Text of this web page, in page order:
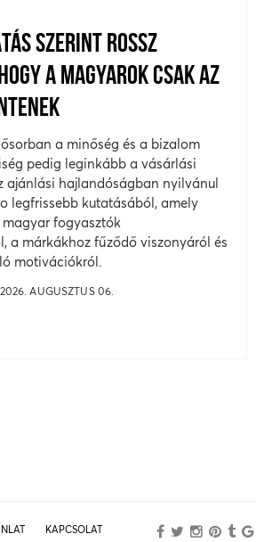
SZERINT ROSSZ
A MAGYAROK CSAK AZ
a minőség és a bizalom
pedig leginkább a vásárlási
ajánlási hajlandóságban nyilvánul
legfrissebb kutatásából, amely
fogyasztók
a márkákhoz fűződő viszonyáról és
motivációkról.
2026. AUGUSZTUS 06.
KAPCSOLAT